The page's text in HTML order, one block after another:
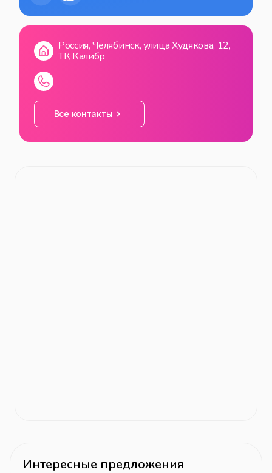
Россия, Челябинск, улица Худякова, 12,
ТК Калибр
Все контакты
Интересные предложения